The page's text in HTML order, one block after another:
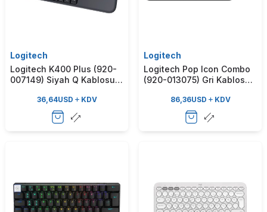
Logitech
Logitech K400 Plus (920-
007149) Siyah Q Kablosuz
36,64USD KDV
Logitech
Logitech Pop Icon Combo
(920-013075) Gri Kablosuz
86,36USD KDV